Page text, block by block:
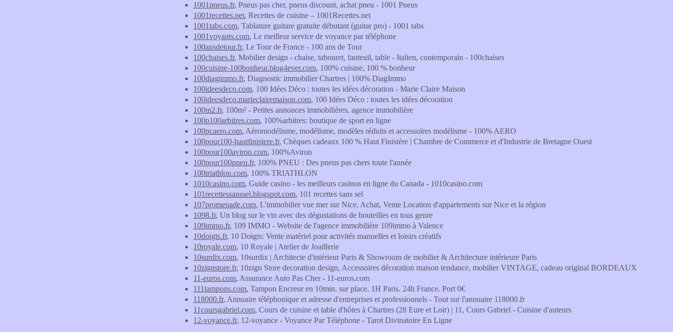
1001pneus.fr, Pneus pas cher, pneus discount, achat pneu - 1001 Pneus
1001recettes.net, Recettes de cuisine – 1001Recettes.net
1001tabs.com, Tablature guitare gratuite débutant (guitar pro) - 1001 tabs
1001voyants.com, Le meilleur service de voyance par téléphone
100ansdetour.fr, Le Tour de France - 100 ans de Tour
100chaises.fr, Mobilier design - chaise, tabouret, fauteuil, table - Italien, contemporain - 100chaises
100cuisine-100bonheur.blog4ever.com, 100% cuisine, 100 % bonheur
100diagimmo.fr, Diagnostic immobilier Chartres | 100% DiagImmo
100ideesdeco.com, 100 Idées Déco : toutes les idées décoration - Marie Claire Maison
100ideesdeco.marieclairemaison.com, 100 Idées Déco : toutes les idées décoration
100m2.fr, 100m² - Petites annonces immobilières, agence immobilière
100p100arbitres.com, 100%arbitres: boutique de sport en ligne
100pcaero.com, Aéromodélisme, modélisme, modèles réduits et accessoires modélisme - 100% AERO
100pour100-hautfinistere.fr, Chèques cadeaux 100 % Haut Finistère | Chambre de Commerce et d'Industrie de Bretagne Ouest
100pour100aviron.com, 100%Aviron
100pour100pneu.fr, 100% PNEU : Des pneus pas chers toute l'année
100triathlon.com, 100% TRIATHLON
1010casino.com, Guide casino - les meilleurs casinos en ligne du Canada - 1010casino.com
101recettessanssel.blogspot.com, 101 recettes sans sel
107promenade.com, L'immobilier vue mer sur Nice, Achat, Vente Location d'appartements sur Nice et la région
1098.fr, Un blog sur le vin avec des dégustations de bouteilles en tous genre
109immo.fr, 109 IMMO - Website de l'agence immobilière 109immo à Valence
10doigts.fr, 10 Doigts: Vente matériel pour activités manuelles et loisirs créatifs
10royale.com, 10 Royale | Atelier de Joaillerie
10surdix.com, 10surdix | Architecte d'intérieur Paris & Showroom de mobilier & Architecture intérieure Paris
10zignstore.fr, 10zign Store decoration design, Accessoires décoration maison tendance, mobilier VINTAGE, cadeau original BORDEAUX
11-euros.com, Assurance Auto Pas Cher - 11-euros.com
111tampons.com, Tampon Encreur en 10min. sur place. 1H Paris. 24h France. Port 0€
118000.fr, Annuaire téléphonique et adresse d'entreprises et professionnels - Tout sur l'annuaire 118000.fr
11coursgabriel.com, Cours de cuisine et table d'hôtes à Chartres (28 Eure et Loir) | 11, Cours Gabriel - Cuisine d'auteurs
12-voyance.fr, 12-voyance - Voyance Par Téléphone - Tarot Divinatoire En Ligne